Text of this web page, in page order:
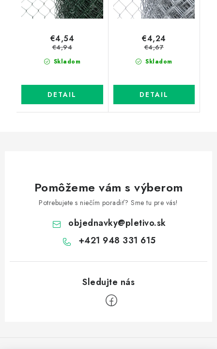
Skladom
€4,54
€4,94
DETAIL
Skladom
€4,24
€4,67
DETAIL
Pomôžeme vám s výberom
Potrebujete s niečím poradiť? Sme tu pre vás!
objednavky@pletivo.sk
+421 948 331 615